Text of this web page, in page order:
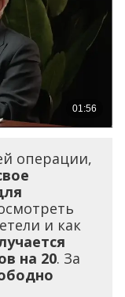
операции,
и как
на 20. За